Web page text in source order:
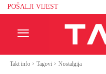
POŠALJI VIJEST
Takt info Tagovi Nostalgija